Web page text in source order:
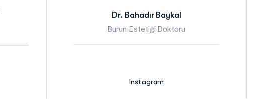
Dr. Bahadır Baykal
Burun Estetiği Doktoru
Instagram